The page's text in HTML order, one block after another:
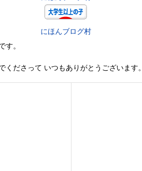
にほんブログ村
す。
ださって いつもありがとうございます。